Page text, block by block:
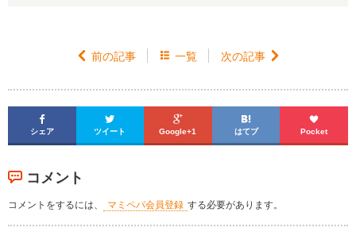
 前の記事  一覧 次の記事 

シェア

ツイート

Google+1

はてブ

Pocket
コメント
コメントをするには、 マミペパ会員登録 する必要があります。